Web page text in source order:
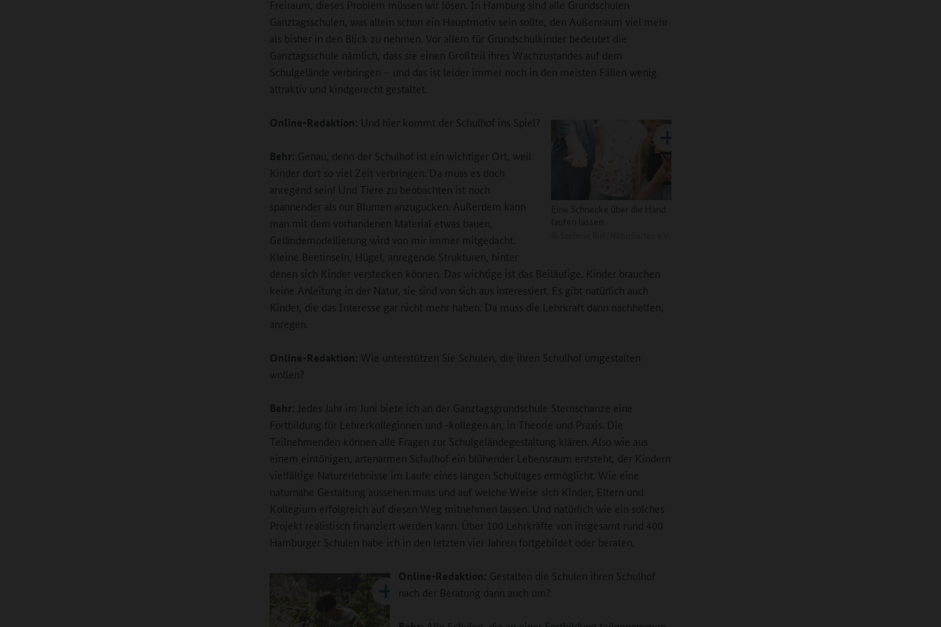
Freiraum, dieses Problem müssen wir lösen. In Hamburg sind alle Grundschulen
Ganztagsschulen, was allein schon ein Hauptmotiv sein sollte, den Außenraum viel mehr
als bisher in den Blick zu nehmen. Vor allem für Grundschulkinder bedeutet die
Ganztagsschule nämlich, dass sie einen Großteil ihres Wachzustandes auf dem
Schulgelände verbringen – und das ist leider immer noch in den meisten Fällen wenig
attraktiv und kindgerecht gestaltet.
Online-Redaktion: Und hier kommt der Schulhof ins Spiel?
Behr: Genau, denn der Schulhof ist ein wichtiger Ort, weil
Kinder dort so viel Zeit verbringen. Da muss es doch
anregend sein! Und Tiere zu beobachten ist noch
spannender als nur Blumen anzugucken. Außerdem kann
man mit dem vorhandenen Material etwas bauen,
Geländemodellierung wird von mir immer mitgedacht.
Kleine Beetinseln, Hügel, anregende Strukturen, hinter
denen sich Kinder verstecken können. Das wichtige ist das Beiläufige. Kinder brauchen
keine Anleitung in der Natur, sie sind von sich aus interessiert. Es gibt natürlich auch
Kinder, die das Interesse gar nicht mehr haben. Da muss die Lehrkraft dann nachhelfen,
anregen.
Online-Redaktion: Wie unterstützen Sie Schulen, die ihren Schulhof umgestalten
wollen?
Behr : Jedes Jahr im Juni biete ich an der Ganztagsgrundschule Sternschanze eine
Fortbildung für Lehrerkolleginnen und -kollegen an, in Theorie und Praxis. Die
Teilnehmenden können alle Fragen zur Schulgeländegestaltung klären. Also wie aus
einem eintönigen, artenarmen Schulhof ein blühender Lebensraum entsteht, der Kindern
vielfältige Naturerlebnisse im Laufe eines langen Schultages ermöglicht. Wie eine
naturnahe Gestaltung aussehen muss und auf welche Weise sich Kinder, Eltern und
Kollegium erfolgreich auf diesen Weg mitnehmen lassen. Und natürlich wie ein solches
Projekt realistisch finanziert werden kann. Über 100 Lehrkräfte von insgesamt rund 400
Hamburger Schulen habe ich in den letzten vier Jahren fortgebildet oder beraten.
Online-Redaktion: Gestalten die Schulen ihren Schulhof
nach der Beratung dann auch um?